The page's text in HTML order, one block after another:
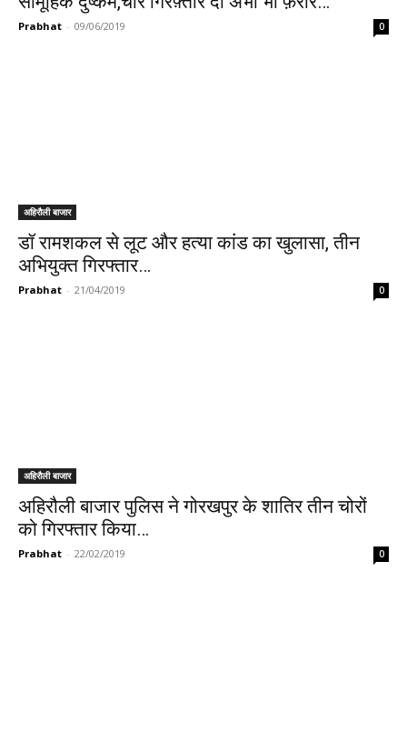
Prabhat - 09/06/2019 0
अहिरौली बाजार
डॉ रामशकल से लूट और हत्या कांड का खुलासा, तीन
अभियुक्त गिरफ्तार…
Prabhat - 21/04/2019 0
अहिरौली बाजार
अहिरौली बाजार पुलिस ने गोरखपुर के शातिर तीन चोरों
को गिरफ्तार किया…
Prabhat - 22/02/2019 0